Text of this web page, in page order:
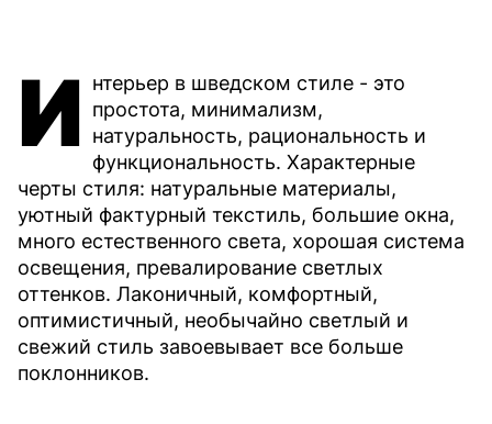
И нтерьер в шведском стиле - это
простота, минимализм,
натуральность, рациональность и
функциональность. Характерные
черты стиля: натуральные материалы,
уютный фактурный текстиль, большие окна,
много естественного света, хорошая система
освещения, превалирование светлых
оттенков. Лаконичный, комфортный,
оптимистичный, необычайно светлый и
свежий стиль завоевывает все больше
поклонников.